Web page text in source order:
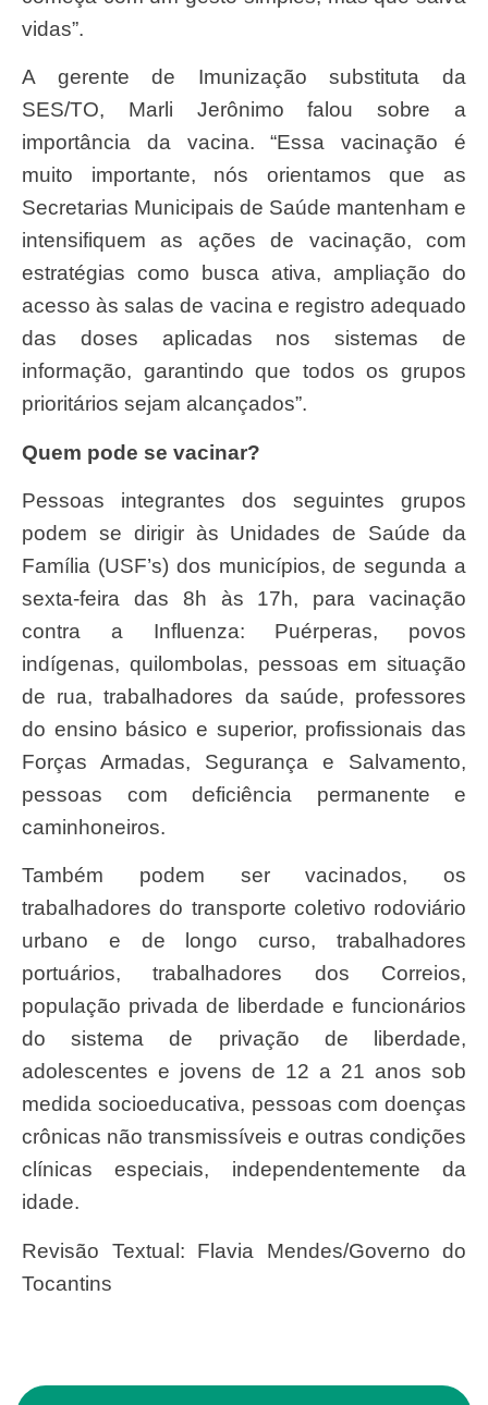
vidas”.
A gerente de Imunização substituta da
SES/TO, Marli Jerônimo falou sobre a
importância da vacina. “Essa vacinação é
muito importante, nós orientamos que as
Secretarias Municipais de Saúde mantenham e
intensifiquem as ações de vacinação, com
estratégias como busca ativa, ampliação do
acesso às salas de vacina e registro adequado
das doses aplicadas nos sistemas de
informação, garantindo que todos os grupos
prioritários sejam alcançados”.
Quem pode se vacinar?
Pessoas integrantes dos seguintes grupos
podem se dirigir às Unidades de Saúde da
Família (USF’s) dos municípios, de segunda a
sexta-feira das 8h às 17h, para vacinação
contra a Influenza: Puérperas, povos
indígenas, quilombolas, pessoas em situação
de rua, trabalhadores da saúde, professores
do ensino básico e superior, profissionais das
Forças Armadas, Segurança e Salvamento,
pessoas com deficiência permanente e
caminhoneiros.
Também podem ser vacinados, os
trabalhadores do transporte coletivo rodoviário
urbano e de longo curso, trabalhadores
portuários, trabalhadores dos Correios,
população privada de liberdade e funcionários
do sistema de privação de liberdade,
adolescentes e jovens de 12 a 21 anos sob
medida socioeducativa, pessoas com doenças
crônicas não transmissíveis e outras condições
clínicas especiais, independentemente da
idade.
Revisão Textual: Flavia Mendes/Governo do
Tocantins